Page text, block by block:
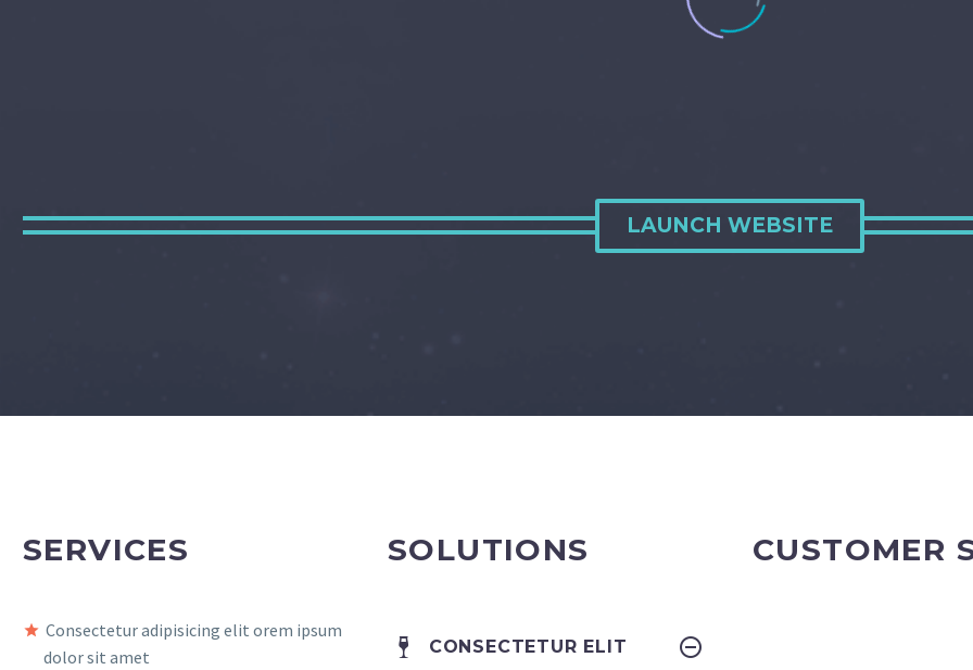
LAUNCH WEBSITE
SERVICES
Consectetur adipisicing elit orem ipsum
dolor sit amet
SOLUTIONS
CONSECTETUR ELIT
CUSTOMER